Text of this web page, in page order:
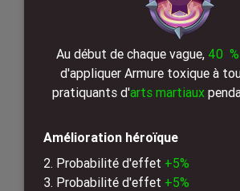
Au début de chaque vague, 40 %
d'appliquer Armure toxique à
pratiquants d'arts martiaux
Amélioration héroïque
2. Probabilité d'effet +5%
3. Probabilité d'effet +5%